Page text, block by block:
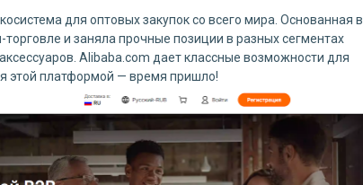
для оптовых закупок со всего мира. Основанная в
и заняла прочные позиции в разных сегментах
Alibaba.com дает классные возможности для
этой платформой — время пришло!